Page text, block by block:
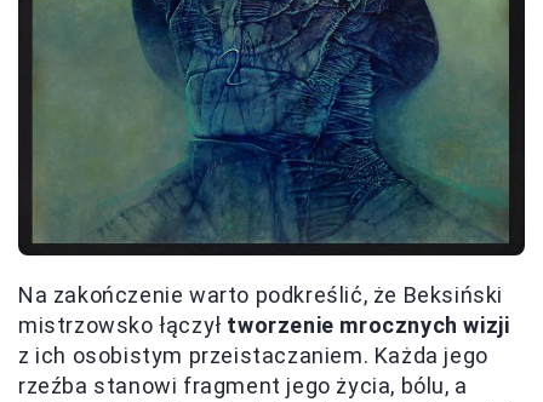
Na zakończenie warto podkreślić, że Beksiński
mistrzowsko łączył tworzenie mrocznych wizji
z ich osobistym przeistaczaniem. Każda jego
rzeźba stanowi fragment jego życia, bólu, a